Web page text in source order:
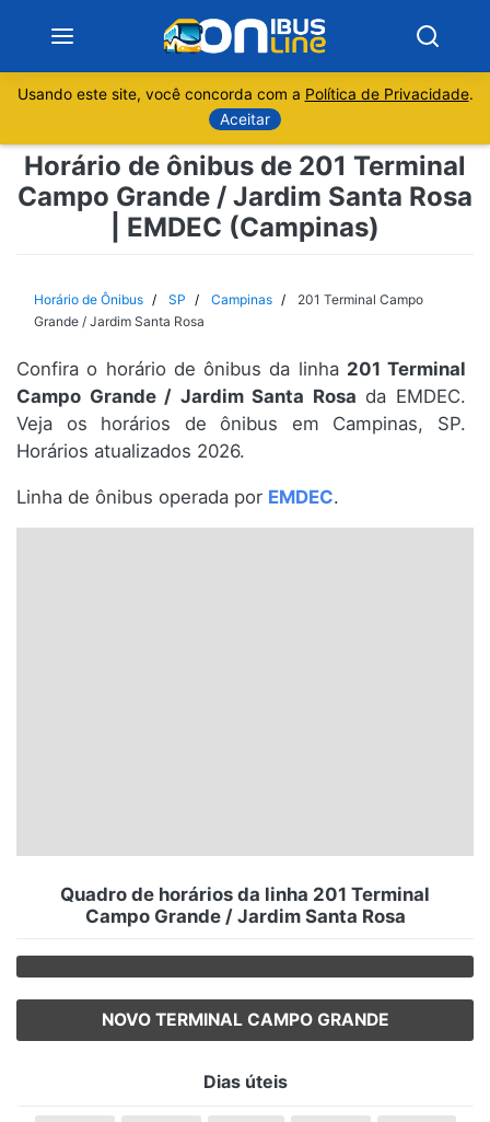
Sobre
Minas Gerais
Espírito Santo
Paraná
Santa Catarina
Usando este site, você concorda com a Política de Privacidade.
Aceitar
Horário de ônibus de 201 Terminal
Campo Grande / Jardim Santa Rosa
| EMDEC (Campinas)
Horário de Ônibus SP Campinas
201 Terminal Campo
Grande / Jardim Santa Rosa
Confira o horário de ônibus da linha 201 Terminal
Campo Grande / Jardim Santa Rosa da EMDEC.
Veja os horários de ônibus em Campinas, SP.
Horários atualizados 2026.
Linha de ônibus operada por EMDEC.
Quadro de horários da linha 201 Terminal
Campo Grande / Jardim Santa Rosa
NOVO TERMINAL CAMPO GRANDE
Dias úteis